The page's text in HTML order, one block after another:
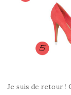
Je suis de retour !